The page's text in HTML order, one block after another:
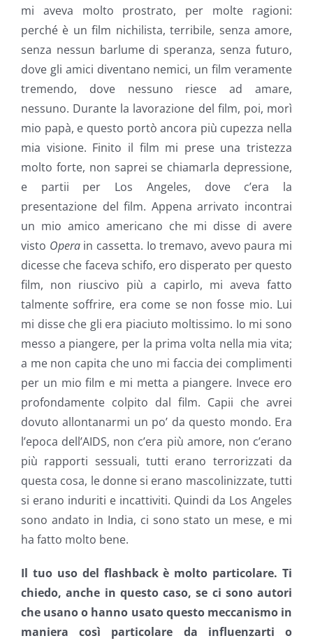
mi aveva molto prostrato, per molte ragioni:
perché è un film nichilista, terribile, senza amore,
senza nessun barlume di speranza, senza futuro,
dove gli amici diventano nemici, un film veramente
tremendo, dove nessuno riesce ad amare,
nessuno. Durante la lavorazione del film, poi, morì
mio papà, e questo portò ancora più cupezza nella
mia visione. Finito il film mi prese una tristezza
molto forte, non saprei se chiamarla depressione,
e partii per Los Angeles, dove c’era la
presentazione del film. Appena arrivato incontrai
un mio amico americano che mi disse di avere
visto Operain cassetta. Io tremavo, avevo paura mi
dicesse che faceva schifo, ero disperato per questo
film, non riuscivo più a capirlo, mi aveva fatto
talmente soffrire, era come se non fosse mio. Lui
mi disse che gli era piaciuto moltissimo. Io mi sono
messo a piangere, per la prima volta nella mia vita;
a me non capita che uno mi faccia dei complimenti
per un mio film e mi metta a piangere. Invece ero
profondamente colpito dal film. Capii che avrei
dovuto allontanarmi un po’ da questo mondo. Era
l’epoca dell’AIDS, non c’era più amore, non c’erano
più rapporti sessuali, tutti erano terrorizzati da
questa cosa, le donne si erano mascolinizzate, tutti
si erano induriti e incattiviti. Quindi da Los Angeles
sono andato in India, ci sono stato un mese, e mi
ha fatto molto bene.
Il tuo uso del flashback è molto particolare. Ti
chiedo, anche in questo caso, se ci sono autori
che usano o hanno usato questo meccanismo in
maniera così particolare da influenzarti o